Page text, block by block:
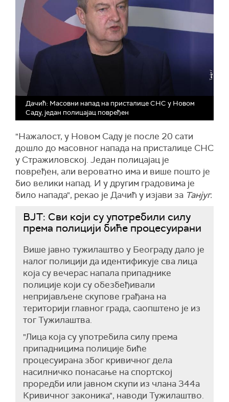
Дачић: Масовни напад на присталице СНС у Новом
Саду, један полицајац повређен
"Нажалост, у Новом Саду је после 20 сати
дошло до масовног напада на присталице СНС
у Стражиловској. Један полицајац је
повређен, али вероватно има и више пошто је
био велики напад. И у другим градовима је
било напада", рекао је Дачић у изјави за Танјуг.
ВЈТ: Сви који су употребили силу
према полицији биће процесуирани
Више јавно тужилаштво у Београду дало је
налог полицији да идентификује сва лица
која су вечерас напала припаднике
полиције који су обезбеђивали
непријављене скупове грађана на
територији главног града, саопштено је из
тог Тужилаштва.
"Лица која су употребила силу према
припадницима полиције биће
процесуирана због кривичног дела
насилничко понасање на спортској
проредби или јавном скупи из члана 344а
Кривичног законика", наводи Тужилаштво.